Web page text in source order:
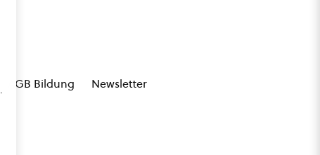
AGB Bildung Newsletter
.